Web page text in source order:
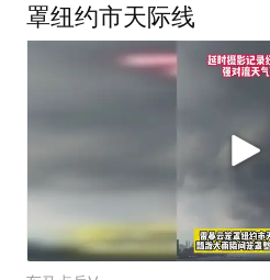
罩纽约市天际线